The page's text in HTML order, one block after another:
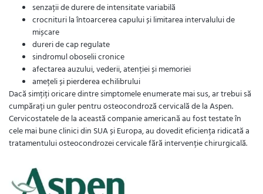
senzații de durere de intensitate variabilă
crocnituri la întoarcerea capului și limitarea intervalului de
mișcare
dureri de cap regulate
sindromul oboselii cronice
afectarea auzului, vederii, atenției și memoriei
amețeli și pierderea echilibrului
Dacă simțiți oricare dintre simptomele enumerate mai sus, ar trebui să
cumpărați un guler pentru osteocondroză cervicală de la Aspen.
Cervicostatele de la această companie americană au fost testate în
cele mai bune clinici din SUA și Europa, au dovedit eficiența ridicată a
tratamentului osteocondrozei cervicale fără intervenție chirurgicală.